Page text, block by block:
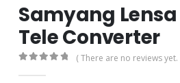
Samyang Lensa
Tele Converter
( There are no reviews yet.